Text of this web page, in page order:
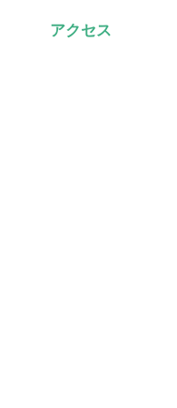
アクセス